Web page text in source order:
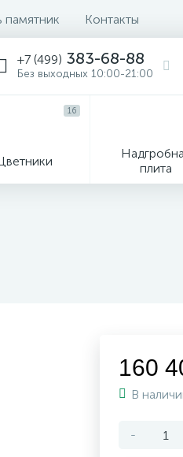
памятник Контакты
+7 (499) 383-68-88
Без выходных 10:00-21:00
16
плита
160
В
-